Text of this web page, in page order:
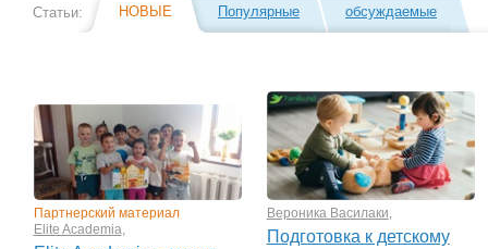
Статьи: НОВЫЕ Популярные обсуждаемые
Партнерский материал
Elite Academia
Вероника Василаки
Подготовка к детскому